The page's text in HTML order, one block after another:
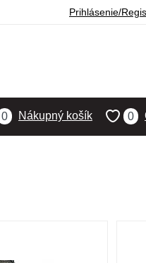
Prihlásenie/
0
0 Nákupný košík